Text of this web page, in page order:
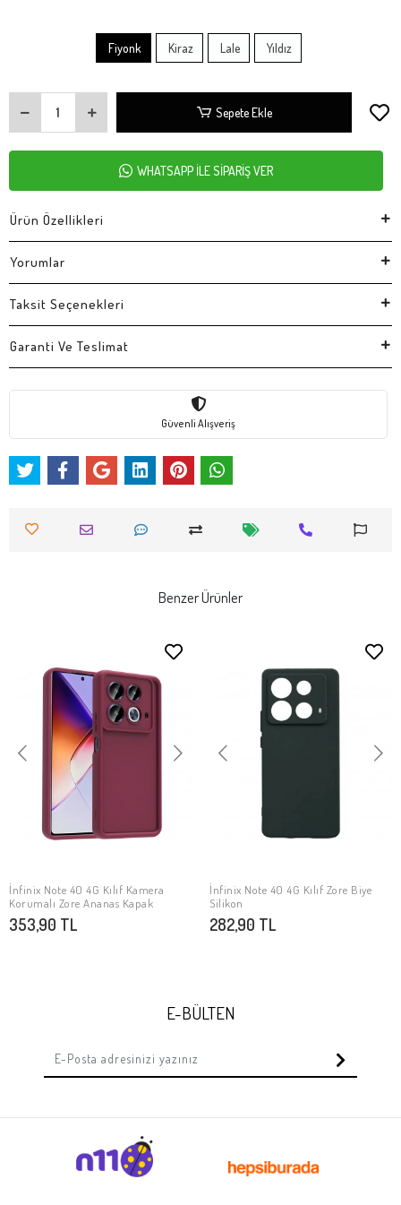
Fiyonk Kiraz Lale Yıldız
Sepete Ekle
WHATSAPP İLE SİPARİŞ VER
Ürün Özellikleri
Yorumlar
Taksit Seçenekleri
Garanti Ve Teslimat
Güvenli Alışveriş
Benzer Ürünler
SEPETE EKLE
İnfinix Note 40 4G Kılıf Kamera
Korumalı Zore Ananas Kapak
353,90 TL
SEPETE EKLE
İnfinix Note 40 4G Kılıf Zore Biye
Silikon
282,90 TL
E-BÜLTEN